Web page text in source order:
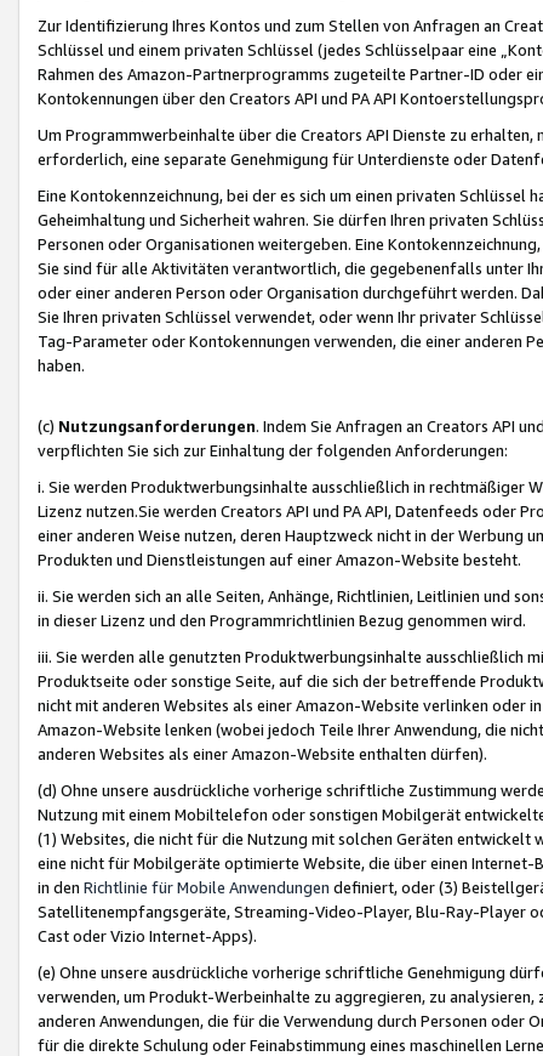
Zur Identifizierung Ihres Kontos und zum Stellen von Anfragen an
Schlüssel und einem privaten Schlüssel (jedes Schlüsselpaar eine
Rahmen des Amazon-Partnerprogramms zugeteilte Partner-ID oder
Kontokennungen über den Creators API und PA API
Um Programmwerbeinhalte über die Creators API Dienste zu
erforderlich, eine separate Genehmigung für Unterdienste oder
Eine Kontokennzeichnung, bei der es sich um einen privaten
Geheimhaltung und Sicherheit wahren. Sie dürfen Ihren privaten
Personen oder Organisationen weitergeben. Eine
Sie sind für alle Aktivitäten verantwortlich, die gegebenenfalls unter
oder einer anderen Person oder Organisation durchgeführt werden.
Sie Ihren privaten Schlüssel verwendet, oder wenn Ihr privater
Tag-Parameter oder Kontokennungen verwenden, die einer anderen
haben.
(c) Nutzungsanforderungen. Indem Sie Anfragen an Creators API
verpflichten Sie sich zur Einhaltung der folgenden Anforderungen:
i. Sie werden Produktwerbungsinhalte ausschließlich in rechtmäßiger
Lizenz nutzen.Sie werden Creators API und PA API, Datenfeeds oder
einer anderen Weise nutzen, deren Hauptzweck nicht in der Werbung
Produkten und Dienstleistungen auf einer Amazon-Website besteht.
ii. Sie werden sich an alle Seiten, Anhänge, Richtlinien, Leitlinien und
in dieser Lizenz und den Programmrichtlinien Bezug genommen wird.
iii. Sie werden alle genutzten Produktwerbungsinhalte ausschließlich
Produktseite oder sonstige Seite, auf die sich der betreffende
nicht mit anderen Websites als einer Amazon-Website verlinken oder
Amazon-Website lenken (wobei jedoch Teile Ihrer Anwendung, die
anderen Websites als einer Amazon-Website enthalten dürfen).
(d) Ohne unsere ausdrückliche vorherige schriftliche Zustimmung
Nutzung mit einem Mobiltelefon oder sonstigen Mobilgerät
(1) Websites, die nicht für die Nutzung mit solchen Geräten
eine nicht für Mobilgeräte optimierte Website, die über einen
in den Richtlinie für Mobile Anwendungen definiert, oder (3)
Satellitenempfangsgeräte, Streaming-Video-Player, Blu-Ray-Player
Cast oder Vizio Internet-Apps).
(e) Ohne unsere ausdrückliche vorherige schriftliche Genehmigung
verwenden, um Produkt-Werbeinhalte zu aggregieren, zu
anderen Anwendungen, die für die Verwendung durch Personen
für die direkte Schulung oder Feinabstimmung eines maschinellen